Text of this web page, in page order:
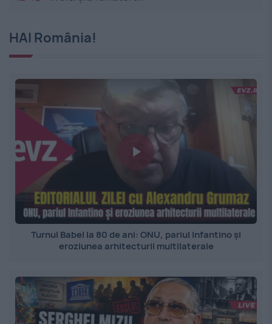
HAI România!
Turnul Babel la 80 de ani: ONU, pariul Infantino și
eroziunea arhitecturii multilaterale